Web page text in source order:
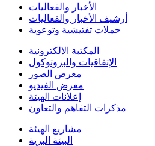
الأخبار والفعاليات
أرشيف الأخبار والفعاليات
حملات تفتيشية وتوعوية
المكتبة الالكترونية
الإتفاقيات والبروتوكول
معرض الصور
معرض الفيديو
إعلانات الهيئة
مذكرات التفاهم والتعاون
مشاريع الهيئة
البيئة البرية